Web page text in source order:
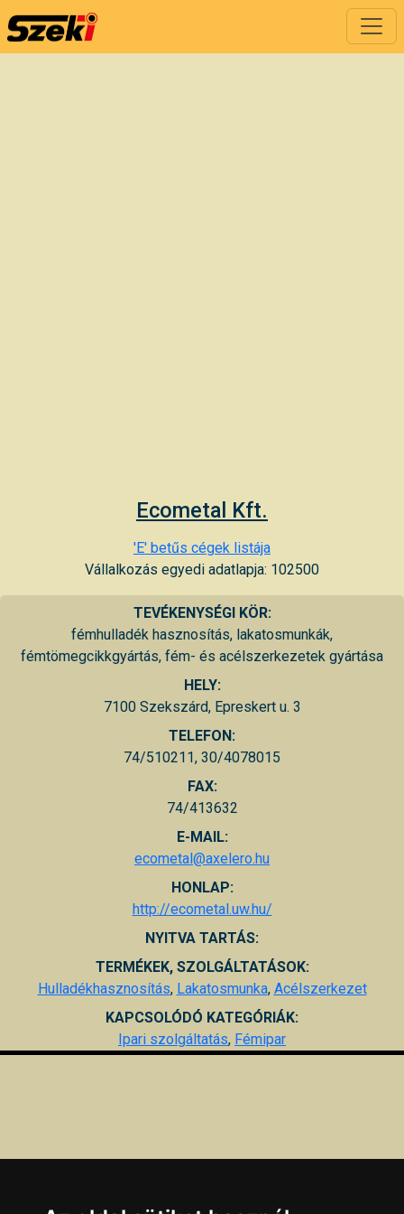
Ecometal Kft.
'E' betűs cégek listája
Vállalkozás egyedi adatlapja: 102500
TEVÉKENYSÉGI KÖR:
fémhulladék hasznosítás, lakatosmunkák,
fémtömegcikkgyártás, fém- és acélszerkezetek gyártása
HELY:
7100 Szekszárd, Epreskert u. 3
TELEFON:
74/510211, 30/4078015
FAX:
74/413632
E-MAIL:
ecometal@axelero.hu
HONLAP:
http://ecometal.uw.hu/
NYITVA TARTÁS:
TERMÉKEK, SZOLGÁLTATÁSOK:
Hulladékhasznosítás, Lakatosmunka, Acélszerkezet
KAPCSOLÓDÓ KATEGÓRIÁK:
Ipari szolgáltatás, Fémipar